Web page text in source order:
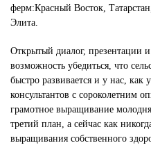
ферм:Красный Восток,
Элита.
Открытый диалог, презентации
возможность убедиться, что
быстро развивается и у нас, как
консультантов с сороколетним
грамотное выращивание
третий план, а сейчас как
выращивания собственного